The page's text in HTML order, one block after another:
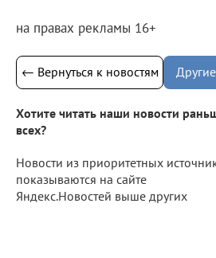
на правах рекламы 16+
← Вернуться к новостям
Хотите читать наши новости
всех?
Новости из приоритетных
показываются на сайте
Яндекс.Новостей выше других